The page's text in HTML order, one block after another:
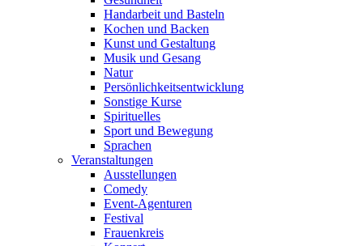
Handarbeit und Basteln
Kochen und Backen
Kunst und Gestaltung
Musik und Gesang
Natur
Persönlichkeitsentwicklung
Sonstige Kurse
Spirituelles
Sport und Bewegung
Sprachen
Veranstaltungen
Ausstellungen
Comedy
Event-Agenturen
Festival
Frauenkreis